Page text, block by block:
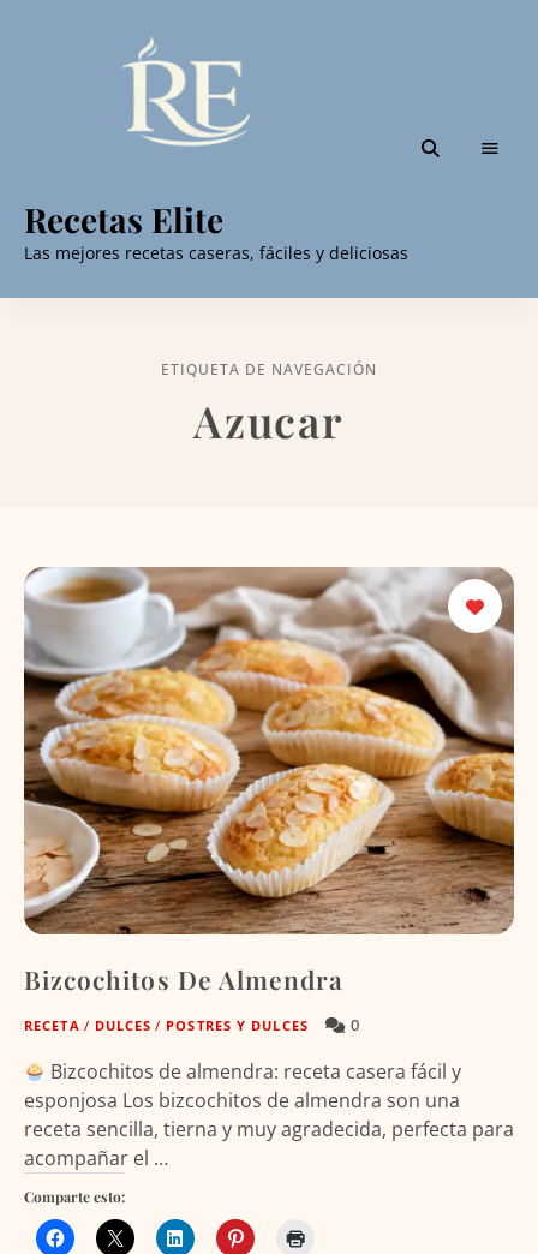
Recetas Elite
Las mejores recetas caseras, fáciles y deliciosas
ETIQUETA DE NAVEGACIÓN
Azucar
Bizcochitos De Almendra
RECETA / DULCES / POSTRES Y DULCES 0
Bizcochitos de almendra: receta casera fácil y
esponjosa Los bizcochitos de almendra son una
receta sencilla, tierna y muy agradecida, perfecta para
acompañar el …
Comparte esto: